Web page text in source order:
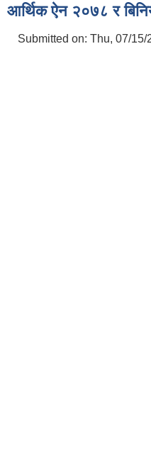
आर्थिक ऐन २०७८ र
Submitted on: Thu, 07/15/